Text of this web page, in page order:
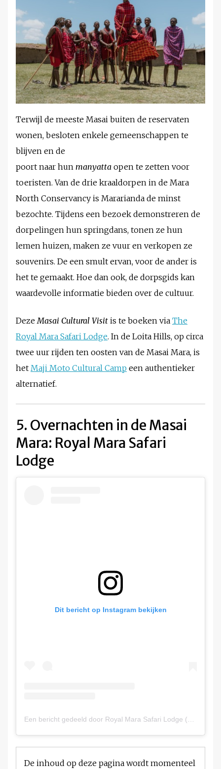
Terwijl de meeste Masai buiten de reservaten
wonen, besloten enkele gemeenschappen te
blijven en de
poort naar hun manyatta open te zetten voor
toeristen. Van de drie kraaldorpen in de Mara
North Conservancy is Mararianda de minst
bezochte. Tijdens een bezoek demonstreren de
dorpelingen hun springdans, tonen ze hun
lemen huizen, maken ze vuur en verkopen ze
souvenirs. De een smult ervan, voor de ander is
het te gemaakt. Hoe dan ook, de dorpsgids kan
waardevolle informatie bieden over de cultuur.
DezeMasai Cultural Visit is te boeken via The
Royal Mara Safari Lodge. In de Loita Hills, op circa
twee uur rijden ten oosten van de Masai Mara, is
het Maji Moto Cultural Camp een authentieker
alternatief.
5. Overnachten in de Masai
Mara: Royal Mara Safari
Lodge
Dit bericht op Instagram bekijken
Een bericht gedeeld door Royal Mara Safari Lodge (@royalmarasafarilodge)
De inhoud op deze pagina wordt momenteel